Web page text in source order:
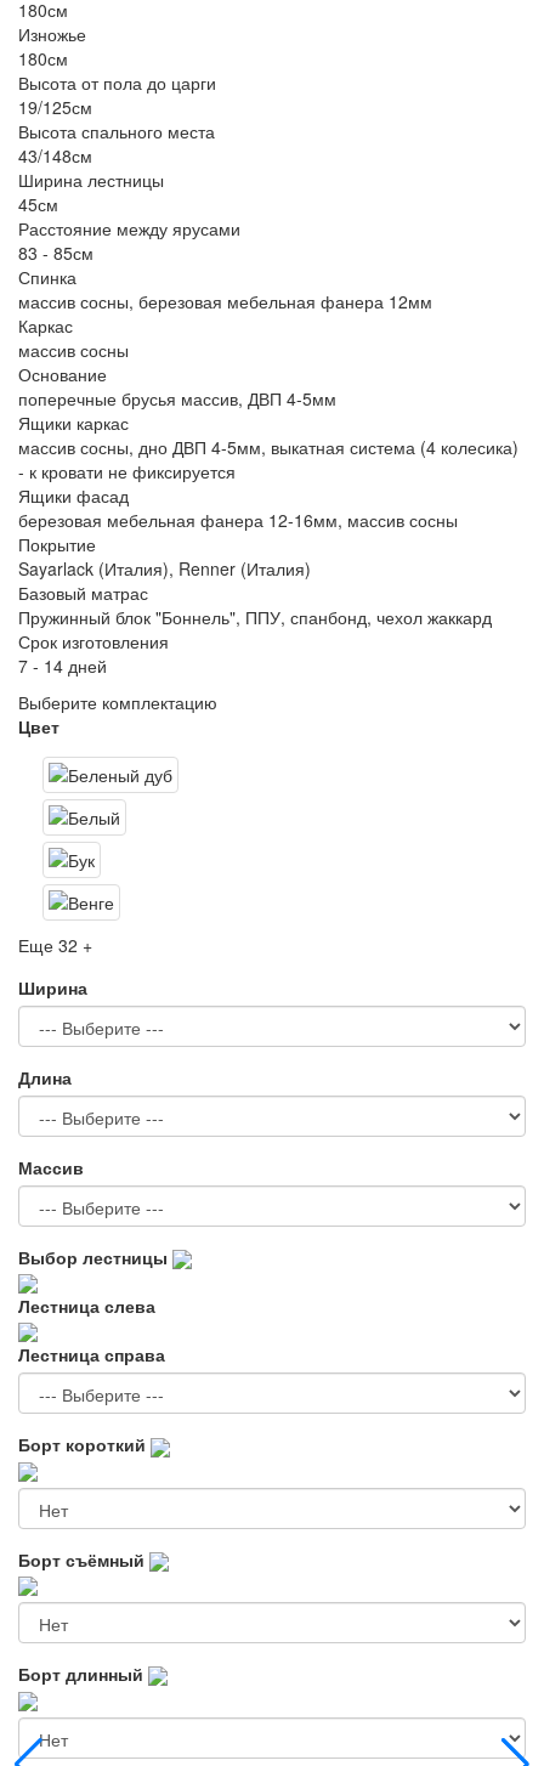
180см
Изножье
180см
Высота от пола до царги
19/125см
Высота спального места
43/148см
Ширина лестницы
45см
Расстояние между ярусами
83 - 85см
Спинка
массив сосны, березовая мебельная фанера 12мм
Каркас
массив сосны
Основание
поперечные брусья массив, ДВП 4-5мм
Ящики каркас
массив сосны, дно ДВП 4-5мм, выкатная система (4 колесика)
- к кровати не фиксируется
Ящики фасад
березовая мебельная фанера 12-16мм, массив сосны
Покрытие
Sayarlack (Италия), Renner (Италия)
Базовый матрас
Пружинный блок "Боннель", ППУ, спанбонд, чехол жаккард
Срок изготовления
7 - 14 дней
Выберите комплектацию
Цвет
Еще 32 +
Ширина
Длина
Массив
Выбор лестницы
Лестница слева
Лестница справа
Борт короткий
Борт съёмный
Борт длинный